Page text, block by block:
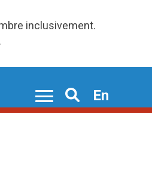
inclusivement.
Search
En